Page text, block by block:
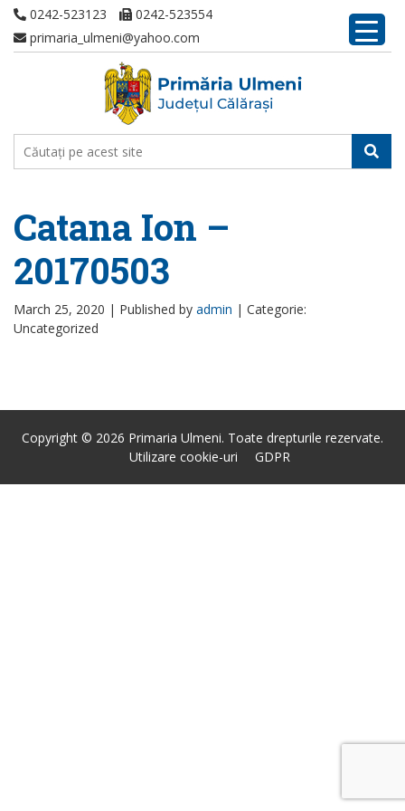
0242-523123
0242-523554
primaria_ulmeni@yahoo.com
Catana Ion –
20170503
March 25, 2020 | Published by admin | Categorie:
Uncategorized
Copyright © 2026 Primaria Ulmeni. Toate drepturile rezervate.
Utilizare cookie-uri
GDPR